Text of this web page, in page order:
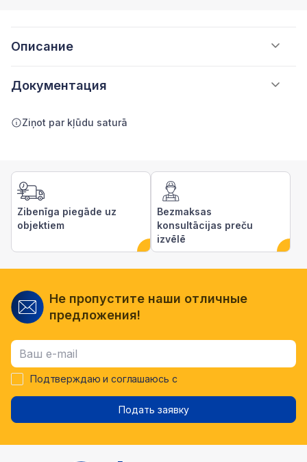
Описание
Документация
Ziņot par kļūdu saturā
Zibenīga piegāde uz
objektiem
Bezmaksas
konsultācijas preču
izvēlē
Не пропустите наши отличные
предложения!
Подтверждаю и соглашаюсь с
Подать заявку